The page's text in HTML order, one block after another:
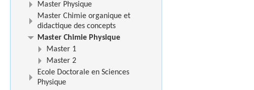
Master Physique
Master Chimie organique et
didactique des concepts
Master Chimie Physique
Master 1
Master 2
Ecole Doctorale en Sciences
Physique